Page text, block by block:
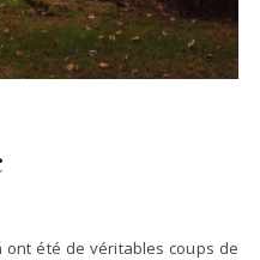
été de véritables coups de